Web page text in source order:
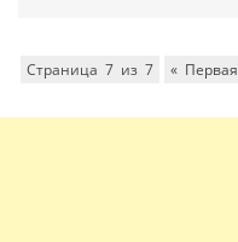
Страница 7 из 7 « Первая